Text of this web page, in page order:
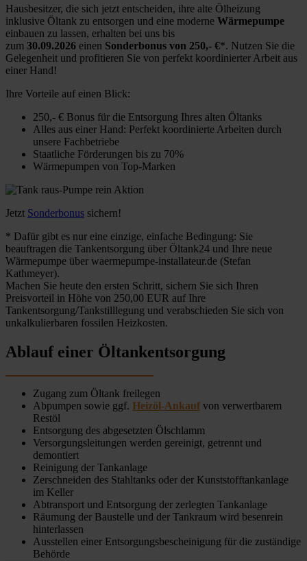
Hausbesitzer, die sich jetzt entscheiden, ihre alte Ölheizung
inklusive Öltank zu entsorgen und eine moderne Wärmepumpe
einbauen zu lassen, erhalten bei uns bis
zum 30.09.2026 einen Sonderbonus von 250,- €*. Nutzen Sie die
Gelegenheit und profitieren Sie von perfekt koordinierter Arbeit aus
einer Hand!
Ihre Vorteile auf einen Blick:
250,- € Bonus für die Entsorgung Ihres alten Öltanks
Alles aus einer Hand: Perfekt koordinierte Arbeiten durch
unsere Fachbetriebe
Staatliche Förderungen bis zu 70%
Wärmepumpen von Top-Marken
Jetzt Sonderbonus sichern!
* Dafür gibt es nur eine einzige, einfache Bedingung: Sie
beauftragen die Tankentsorgung über Öltank24 und Ihre neue
Wärmepumpe über waermepumpe-installateur.de (Stefan
Kathmeyer).
Machen Sie heute den ersten Schritt, sichern Sie sich Ihren
Preisvorteil in Höhe von 250,00 EUR auf Ihre
Tankentsorgung/Tankstilllegung und verabschieden Sie sich von
unkalkulierbaren fossilen Heizkosten.
Ablauf einer Öltankentsorgung
Zugang zum Öltank freilegen
Abpumpen sowie ggf. Heizöl-Ankauf von verwertbarem
Restöl
Entsorgung des abgesetzten Ölschlamm
Versorgungsleitungen werden gereinigt, getrennt und
demontiert
Reinigung der Tankanlage
Zerschneiden des Stahltanks oder der Kunststofftankanlage
im Keller
Abtransport und Entsorgung der zerlegten Tankanlage
Räumung der Baustelle und der Tankraum wird besenrein
hinterlassen
Ausstellen einer Entsorgungsbescheinigung für die zuständige
Behörde